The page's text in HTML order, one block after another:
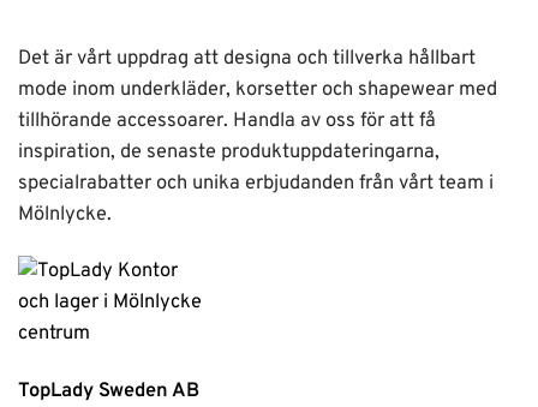
Det är vårt uppdrag att designa och tillverka hållbart
mode inom underkläder, korsetter och shapewear med
tillhörande accessoarer. Handla av oss för att få
inspiration, de senaste produktuppdateringarna,
specialrabatter och unika erbjudanden från vårt team i
Mölnlycke.
TopLady Sweden AB